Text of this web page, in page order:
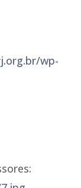
wp-